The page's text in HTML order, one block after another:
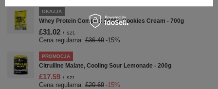
OKAZJA
Whey Protein Complex 100%, Cookies Cream - 700g
£31.02 / szt.
Cena regularna: £36.49 -15%
PROMOCJA
Citrulline Malate, Cooling Sour Lemonade - 200g
£17.59 / szt.
Cena regularna: £20.69 -15%